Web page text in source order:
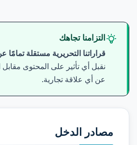
التزامنا تجاهك
قراراتنا التحريرية مستقلة
نقبل أي تأثير على المحتوى مقابل
عن أي علاقة تجارية.
مصادر الدخل